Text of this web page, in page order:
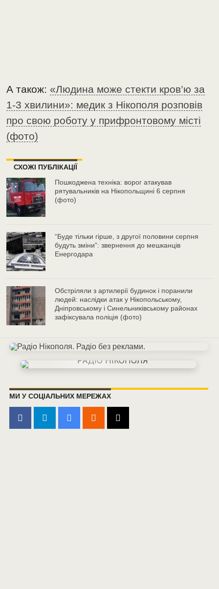
А також:«Людина може стекти кров’ю за
1-3 хвилини»: медик з Нікополя розповів
про свою роботу у прифронтовому місті
(фото)
СХОЖІ ПУБЛІКАЦІЇ
Пошкоджена техніка: ворог атакував
рятувальників на Нікопольщині 6 серпня
(фото)
“Буде тільки гірше, з другої половини серпня
будуть зміни”: звернення до мешканців
Енергодара
Обстріляли з артилерії будинок і поранили
людей: наслідки атак у Нікопольському,
Дніпровському і Синельниківському районах
зафіксувала поліція (фото)
МИ У СОЦІАЛЬНИХ МЕРЕЖАХ